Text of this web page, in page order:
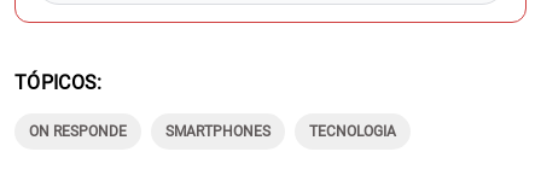
TÓPICOS
ON RESPONDE SMARTPHONES TECNOLOGIA